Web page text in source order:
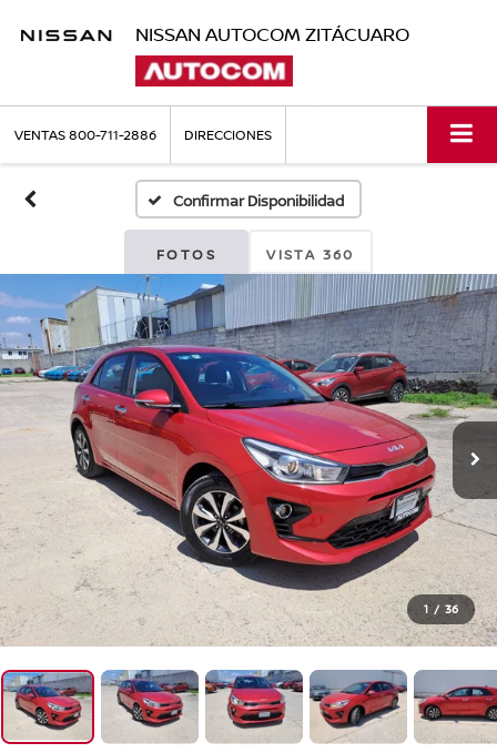
NISSAN AUTOCOM ZITÁCUARO
VENTAS800-711-2886 DIRECCIONES
Confirmar Disponibilidad
FOTOS VISTA 360
1 / 36